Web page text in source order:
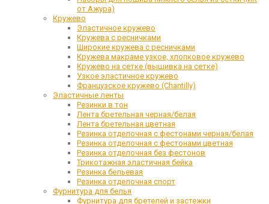
от Ажура)
Кружево
Эластичное кружево
Кружева с ресничками
Широкие кружева с ресничками
Кружева макраме узкое, хлопковое кружево
Кружево на сетке (вышивка на сетке)
Узкое эластичное кружево
Французское кружево (Chantilly)
Эластичные ленты
Резинки в тон
Лента бретельная черная/белая
Лента бретельная цветная
Резинка отделочная с фестонами черная/белая
Резинка отделочная с фестонами цветная
Резинка отделочная без фестонов
Трикотажная эластичная бейка
Резинка бельевая
Резинка отделочная спорт
Фурнитура для белья
Фурнитура для бретелей и застежки